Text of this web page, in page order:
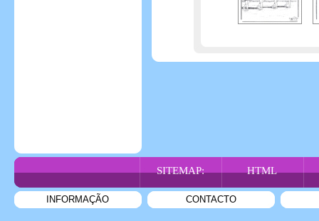
SITEMAP: HTML
INFORMAÇÃO CONTACTO